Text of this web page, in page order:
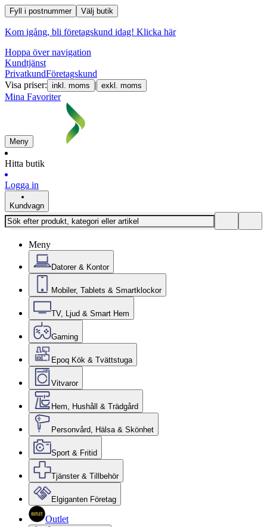
Fyll i postnummer Välj butik
Kom igång, bli företagskund idag! Klicka här
Hoppa över navigation
Kundtjänst
PrivatkundFöretagskund
Visa priser: inkl. moms | exkl. moms
Mina Favoriter
Meny
Hitta butik
Logga in
Kundvagn
Meny
Datorer & Kontor
Mobiler, Tablets & Smartklockor
TV, Ljud & Smart Hem
Gaming
Epoq Kök & Tvättstuga
Vitvaror
Hem, Hushåll & Trädgård
Personvård, Hälsa & Skönhet
Sport & Fritid
Tjänster & Tillbehör
Elgiganten Företag
Outlet